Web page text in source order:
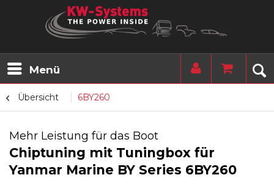
Menü
Übersicht 6BY260
Mehr Leistung für das Boot
Chiptuning mit Tuningbox für
Yanmar Marine BY Series 6BY260